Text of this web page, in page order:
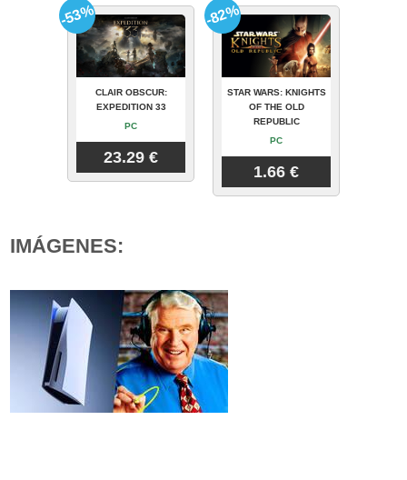
CLAIR OBSCUR:
EXPEDITION 33
PC
23.29 €
-53%
STAR WARS: KNIGHTS
OF THE OLD
REPUBLIC
PC
1.66 €
-82%
IMÁGENES: